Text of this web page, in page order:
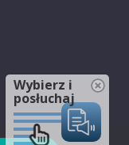
Wybierz i
posłuchaj